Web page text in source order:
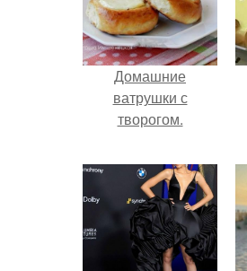
Домашние
ватрушки с
творогом.